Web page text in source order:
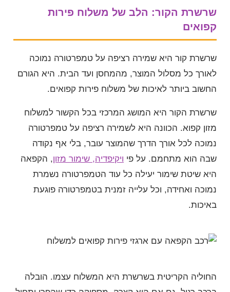
שרשרת הקור: הלב של משלוח פירות
קפואים
שרשרת קור היא שמירה רציפה על טמפרטורה נמוכה
לאורך כל מסלול המוצר, מהמחסן ועד הבית. היא הגורם
החשוב ביותר לאיכות של משלוח פירות קפואים.
שרשרת הקור היא המושג המרכזי בכל הקשור למשלוח
מזון קפוא. הכוונה היא לשמירה רציפה על טמפרטורה
נמוכה לכל אורך הדרך שהמוצר עובר, בלי אף נקודה
שבה הוא מתחמם. על פי ויקיפדיה, שימור מזון, הקפאה
היא שיטת שימור יעילה כל עוד הטמפרטורה נשמרת
נמוכה ואחידה, וכל עלייה זמנית בטמפרטורה פוגעת
באיכות.
החוליה הקריטית בשרשרת היא המשלוח עצמו. הובלה